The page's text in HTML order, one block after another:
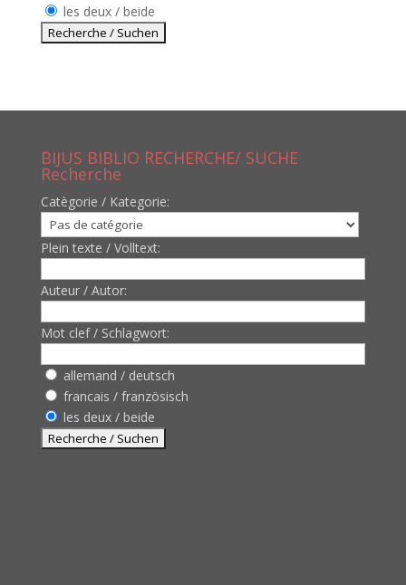
les deux / beide
BIJUS BIBLIO RECHERCHE/ SUCHE
Recherche
Catègorie / Kategorie:
Plein texte / Volltext:
Auteur / Autor:
Mot clef / Schlagwort:
allemand / deutsch
francais / französisch
les deux / beide